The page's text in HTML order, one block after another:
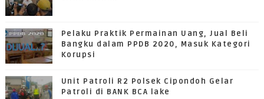
Pelaku Praktik Permainan Uang, Jual Beli
Bangku dalam PPDB 2020, Masuk Kategori
Korupsi
Unit Patroli R2 Polsek Cipondoh Gelar
Patroli di BANK BCA lake